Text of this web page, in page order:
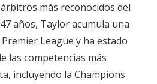
más reconocidos del
años, Taylor acumula una
League y ha estado
las competencias más
incluyendo la Champions